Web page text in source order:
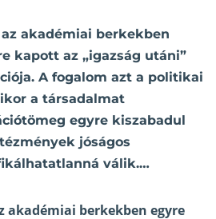
akadémiai berkekben
kapott az „igazság utáni”
A fogalom azt a politikai
a társadalmat
egyre kiszabadul
jóságos
válik.…
akadémiai berkekben egyre